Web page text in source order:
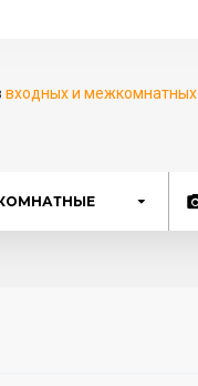
входных и межкомнатных